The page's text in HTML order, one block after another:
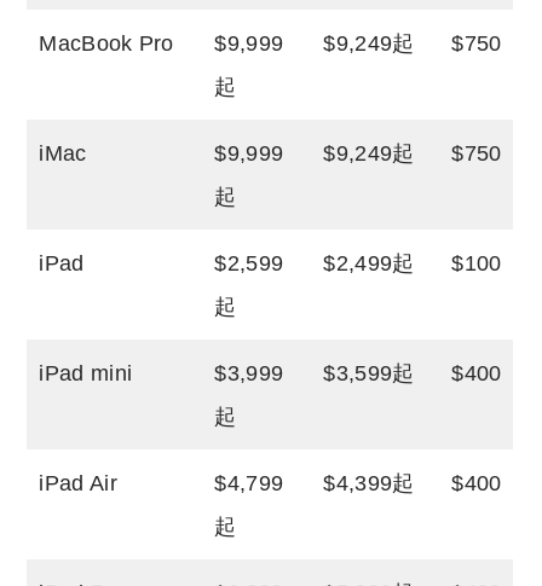
MacBook Pro
$9,999
起
$9,249起 $750
iMac
$9,999
起
$9,249起 $750
iPad
$2,599
起
$2,499起 $100
iPad mini
$3,999
起
$3,599起 $400
iPad Air
$4,799
起
$4,399起 $400